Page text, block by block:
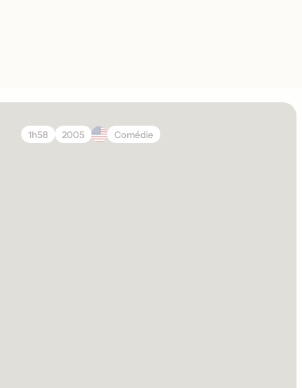
1h58 2005 Comédie